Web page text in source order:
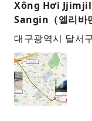
Xông Hơi
Sangin（엘리바
대구광역시 달서